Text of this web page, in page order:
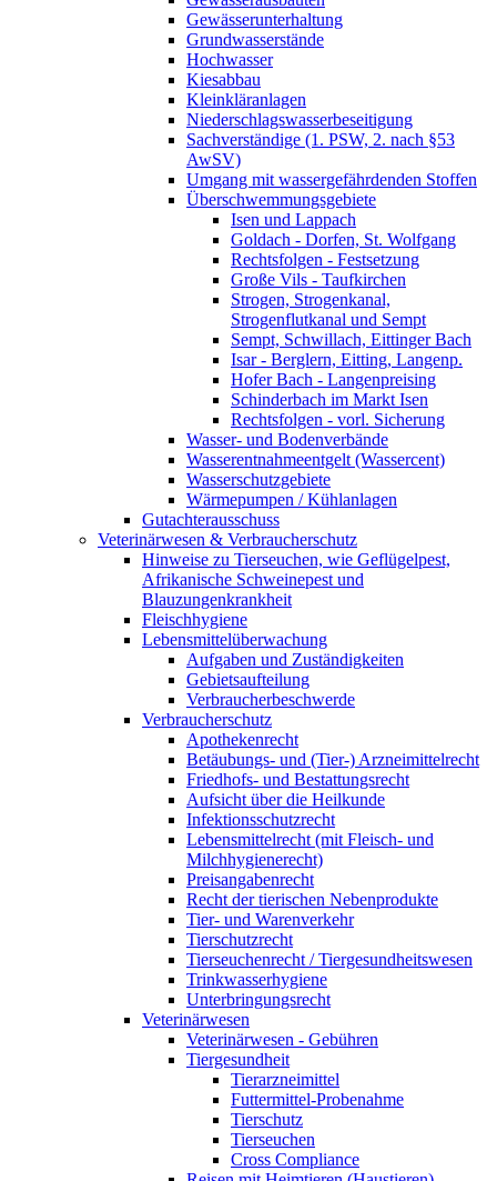
Gewässerunterhaltung
Grundwasserstände
Hochwasser
Kiesabbau
Kleinkläranlagen
Niederschlagswasserbeseitigung
Sachverständige (1. PSW, 2. nach §53
AwSV)
Umgang mit wassergefährdenden Stoffen
Überschwemmungsgebiete
Isen und Lappach
Goldach - Dorfen, St. Wolfgang
Rechtsfolgen - Festsetzung
Große Vils - Taufkirchen
Strogen, Strogenkanal,
Strogenflutkanal und Sempt
Sempt, Schwillach, Eittinger Bach
Isar - Berglern, Eitting, Langenp.
Hofer Bach - Langenpreising
Schinderbach im Markt Isen
Rechtsfolgen - vorl. Sicherung
Wasser- und Bodenverbände
Wasserentnahmeentgelt (Wassercent)
Wasserschutzgebiete
Wärmepumpen / Kühlanlagen
Gutachterausschuss
Veterinärwesen & Verbraucherschutz
Hinweise zu Tierseuchen, wie Geflügelpest,
Afrikanische Schweinepest und
Blauzungenkrankheit
Fleischhygiene
Lebensmittelüberwachung
Aufgaben und Zuständigkeiten
Gebietsaufteilung
Verbraucherbeschwerde
Verbraucherschutz
Apothekenrecht
Betäubungs- und (Tier-) Arzneimittelrecht
Friedhofs- und Bestattungsrecht
Aufsicht über die Heilkunde
Infektionsschutzrecht
Lebensmittelrecht (mit Fleisch- und
Milchhygienerecht)
Preisangabenrecht
Recht der tierischen Nebenprodukte
Tier- und Warenverkehr
Tierschutzrecht
Tierseuchenrecht / Tiergesundheitswesen
Trinkwasserhygiene
Unterbringungsrecht
Veterinärwesen
Veterinärwesen - Gebühren
Tiergesundheit
Tierarzneimittel
Futtermittel-Probenahme
Tierschutz
Tierseuchen
Cross Compliance